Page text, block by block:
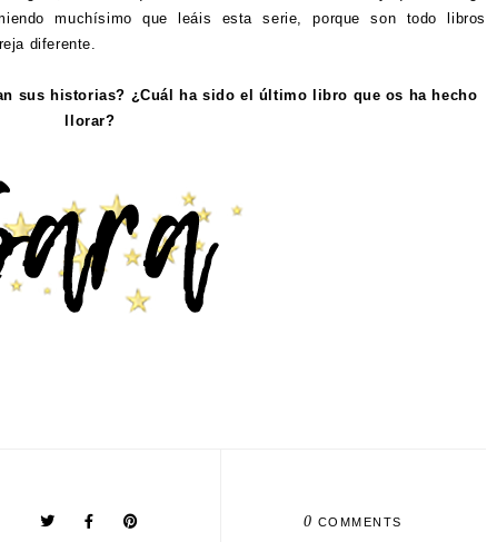
muchísimo que leáis esta serie, porque son todo libros
diferente.
sus historias? ¿Cuál ha sido el último libro que os ha hecho
llorar?
0 COMMENTS